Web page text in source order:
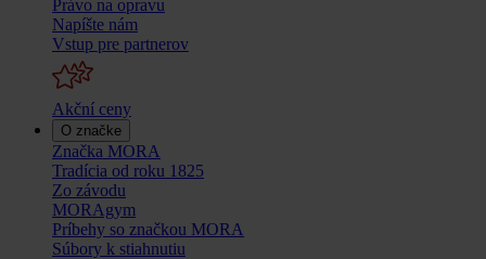
Právo na opravu
Napíšte nám
Vstup pre partnerov
Akční ceny
O značke
Značka MORA
Tradícia od roku 1825
Zo závodu
MORAgym
Príbehy so značkou MORA
Súbory k stiahnutiu